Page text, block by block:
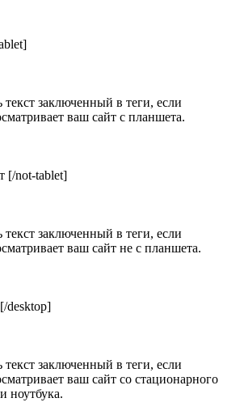
текст заключенный в теги, если
ваш сайт с планшета.
[/not-tablet]
текст заключенный в теги, если
ваш сайт не с планшета.
desktop]
текст заключенный в теги, если
ваш сайт со стационарного
ноутбука.